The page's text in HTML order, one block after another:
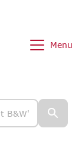
Menu